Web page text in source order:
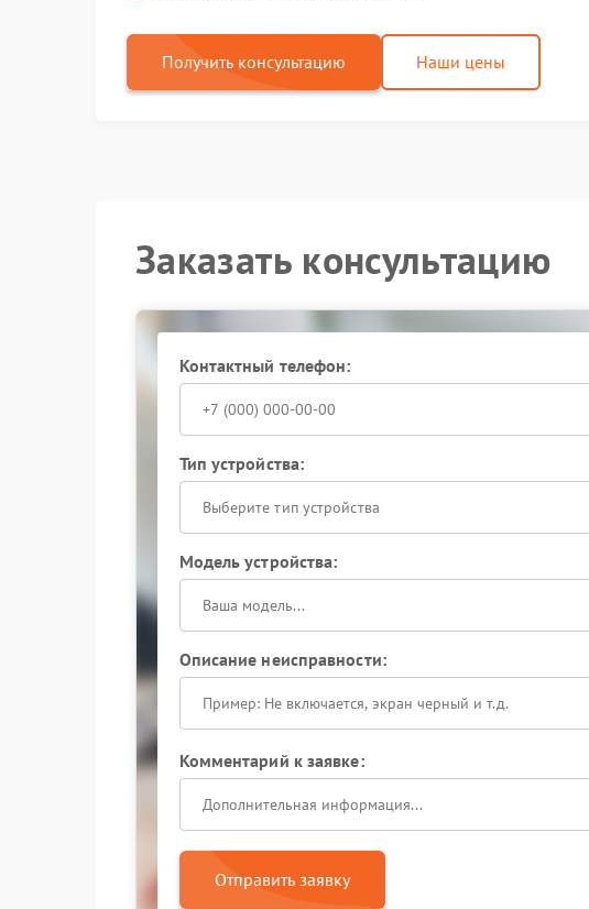
Получить консультацию Наши цены
Заказать консультацию
Контактный телефон:
Тип устройства:
Выберите тип устройства
Модель устройства:
Описание неисправности:
Комментарий к заявке:
Отправить заявку